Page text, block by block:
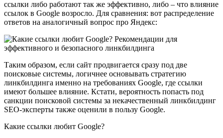
ссылки либо работают так же эффективно, либо – что влияние
ссылок в Google возросло. Для сравнения: вот распределение
ответов на аналогичный вопрос про Яндекс:
Таким образом, если сайт продвигается сразу под две
поисковые системы, логичнее основывать стратегию
линкбилдинга именно на требованиях Google, где ссылки
имеют большее влияние. Кстати, вероятность попасть под
санкции поисковой системы за некачественный линкбилдинг
SEO-эксперты также оценили в пользу Google.
Какие ссылки любит Google?